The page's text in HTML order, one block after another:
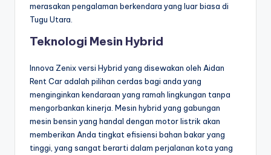
merasakan pengalaman berkendara yang luar biasa di
Tugu Utara.
Teknologi Mesin Hybrid
Innova Zenix versi Hybrid yang disewakan oleh Aidan
Rent Car adalah pilihan cerdas bagi anda yang
menginginkan kendaraan yang ramah lingkungan tanpa
mengorbankan kinerja. Mesin hybrid yang gabungan
mesin bensin yang handal dengan motor listrik akan
memberikan Anda tingkat efisiensi bahan bakar yang
tinggi, yang sangat berarti dalam perjalanan kota yang